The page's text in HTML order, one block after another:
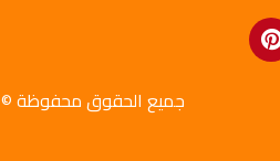
جميع الحقوق محفوظة © ٢٠٢٥ الليثي أوتو جروب.